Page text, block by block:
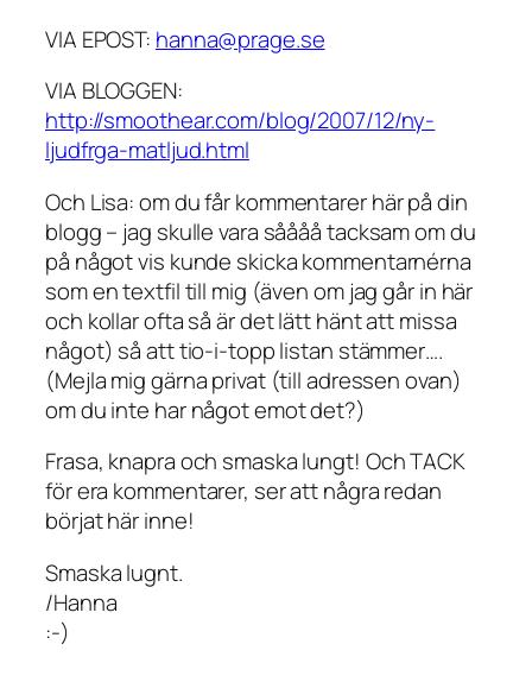
VIA EPOST: hanna@prage.se
VIA BLOGGEN:
http://smoothear.com/blog/2007/12/ny-
ljudfrga-matljud.html
Och Lisa: om du får kommentarer här på din
blogg – jag skulle vara såååå tacksam om du
på något vis kunde skicka kommentarnérna
som en textfil till mig (även om jag går in här
och kollar ofta så är det lätt hänt att missa
något) så att tio-i-topp listan stämmer….
(Mejla mig gärna privat (till adressen ovan)
om du inte har något emot det?)
Frasa, knapra och smaska lungt! Och TACK
för era kommentarer, ser att några redan
börjat här inne!
Smaska lugnt.
/Hanna
:-)